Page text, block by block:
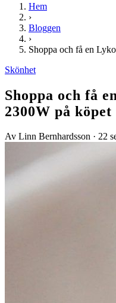
Hem
›
Bloggen
›
Shoppa och få en
Skönhet
Shoppa och få
2300W på köpet
Av Linn Bernhardsson · 22